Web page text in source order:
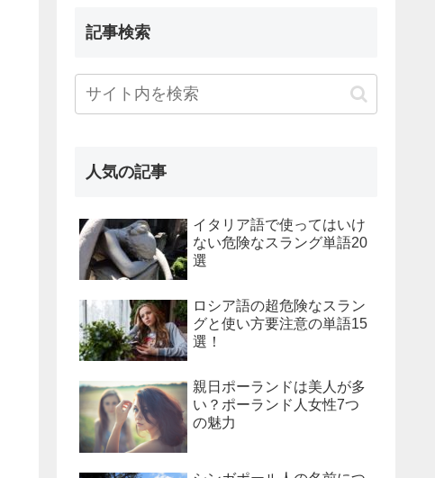
記事検索
人気の記事
イタリア語で使ってはいけ
ない危険なスラング単語20
選
ロシア語の超危険なスラン
グと使い方要注意の単語15
選！
親日ポーランドは美人が多
い？ポーランド人女性7つ
の魅力